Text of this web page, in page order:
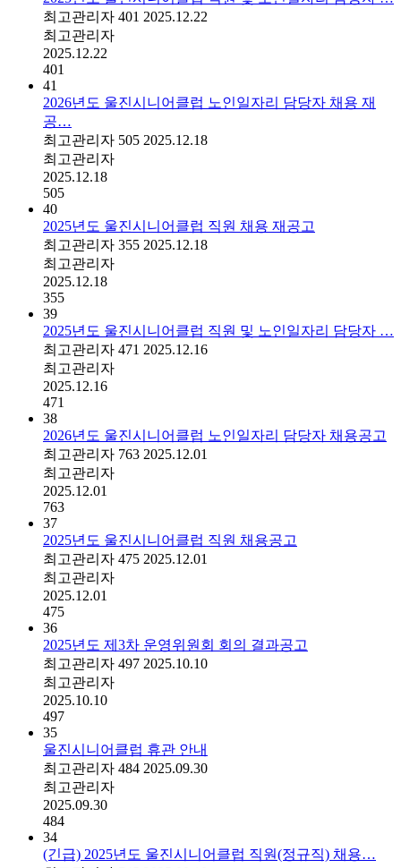
최고관리자 401 2025.12.22
최고관리자
2025.12.22
401
41
2026년도 울진시니어클럽 노인일자리 담당자 채용 재
공…
최고관리자 505 2025.12.18
최고관리자
2025.12.18
505
40
2025년도 울진시니어클럽 직원 채용 재공고
최고관리자 355 2025.12.18
최고관리자
2025.12.18
355
39
2025년도 울진시니어클럽 직원 및 노인일자리 담당자 …
최고관리자 471 2025.12.16
최고관리자
2025.12.16
471
38
2026년도 울진시니어클럽 노인일자리 담당자 채용공고
최고관리자 763 2025.12.01
최고관리자
2025.12.01
763
37
2025년도 울진시니어클럽 직원 채용공고
최고관리자 475 2025.12.01
최고관리자
2025.12.01
475
36
2025년도 제3차 운영위원회 회의 결과공고
최고관리자 497 2025.10.10
최고관리자
2025.10.10
497
35
울진시니어클럽 휴관 안내
최고관리자 484 2025.09.30
최고관리자
2025.09.30
484
34
(긴급) 2025년도 울진시니어클럽 직원(정규직) 채용…